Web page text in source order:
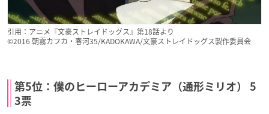
引用：アニメ『文豪ストレイドッグス』第18話より
©2016 朝霧カフカ・春河35/KADOKAWA/文豪ストレイドッグス製作委員会
第5位：僕のヒーローアカデミア（通形ミリオ） 5
3票